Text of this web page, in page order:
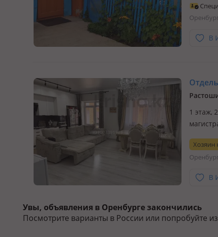
соток…
В
1 этаж,
студия
Хозяин
В
Увы, объявления в Оренбурге закончились
Посмотрите варианты в России или попробуйте